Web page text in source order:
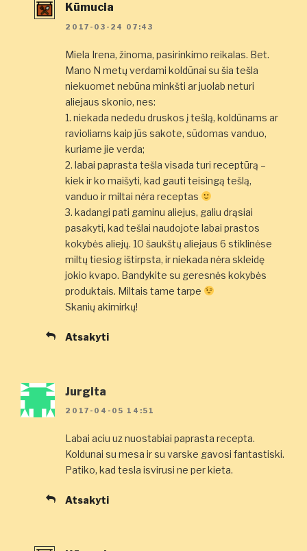
Kūmucia
2017-03-24 07:43
Miela Irena, žinoma, pasirinkimo reikalas. Bet.
Mano N metų verdami koldūnai su šia tešla
niekuomet nebūna minkšti ar juolab neturi
aliejaus skonio, nes:
1. niekada nededu druskos į tešlą, koldūnams ar
ravioliams kaip jūs sakote, sūdomas vanduo,
kuriame jie verda;
2. labai paprasta tešla visada turi receptūrą –
kiek ir ko maišyti, kad gauti teisingą tešlą,
vanduo ir miltai nėra receptas
3. kadangi pati gaminu aliejus, galiu drąsiai
pasakyti, kad tešlai naudojote labai prastos
kokybės aliejų. 10 šaukštų aliejaus 6 stiklinėse
miltų tiesiog ištirpsta, ir niekada nėra skleidę
jokio kvapo. Bandykite su geresnės kokybės
produktais. Miltais tame tarpe
Skanių akimirkų!
Atsakyti
Jurgita
2017-04-05 14:51
Labai aciu uz nuostabiai paprasta recepta.
Koldunai su mesa ir su varske gavosi fantastiski.
Patiko, kad tesla isvirusi ne per kieta.
Atsakyti